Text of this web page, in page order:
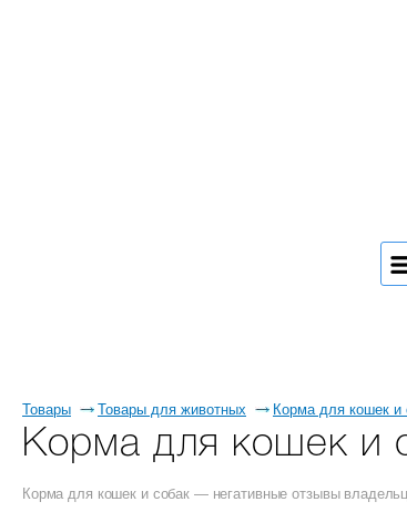
Товары Товары для животных Корма для кошек и
Корма для кошек и
Корма для кошек и собак — негативные отзывы